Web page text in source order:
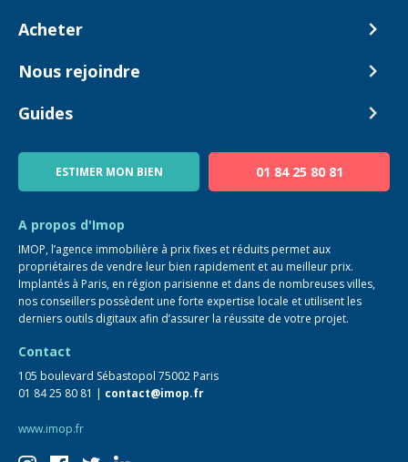
Comment ça marche ?
Acheter
Biens en vente
Nous rejoindre
Devenir Conseiller
Guides
Blog
ESTIMER MON BIEN 01 84 25 80 81
A propos d'Imop
IMOP, l’agence immobilière à prix fixes et réduits permet aux
propriétaires de vendre leur bien rapidement et au meilleur prix.
Implantés à Paris, en région parisienne et dans de nombreuses villes,
nos conseillers possèdent une forte expertise locale et utilisent les
derniers outils digitaux afin d’assurer la réussite de votre projet.
Contact
105 boulevard Sébastopol 75002 Paris
01 84 25 80 81 | contact@imop.fr
www.imop.fr